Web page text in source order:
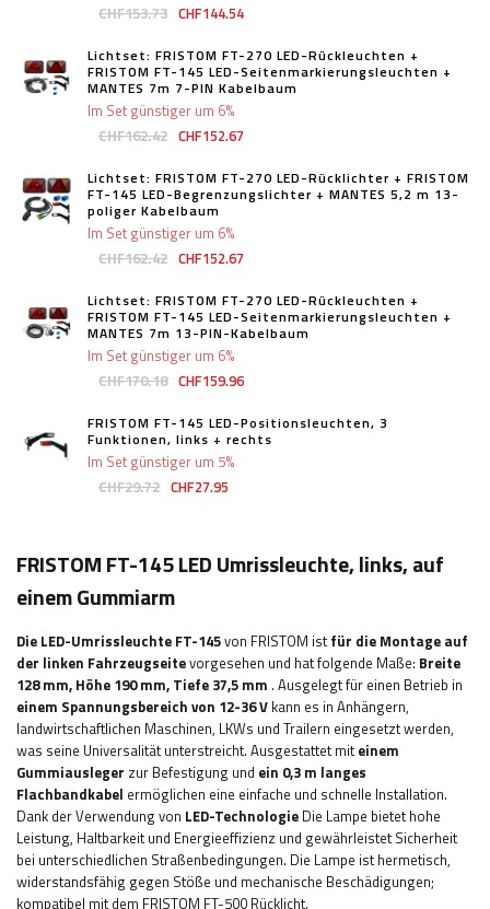
CHF153.73 CHF144.54
Lichtset: FRISTOM FT-270 LED-Rückleuchten +
FRISTOM FT-145 LED-Seitenmarkierungsleuchten +
MANTES 7m 7-PIN Kabelbaum
CHF162.42 CHF152.67
Im Set günstiger um 6%
Lichtset: FRISTOM FT-270 LED-Rücklichter + FRISTOM
FT-145 LED-Begrenzungslichter + MANTES 5,2 m 13-
poliger Kabelbaum
CHF162.42 CHF152.67
Im Set günstiger um 6%
Lichtset: FRISTOM FT-270 LED-Rückleuchten +
FRISTOM FT-145 LED-Seitenmarkierungsleuchten +
MANTES 7m 13-PIN-Kabelbaum
CHF170.18 CHF159.96
Im Set günstiger um 6%
FRISTOM FT-145 LED-Positionsleuchten, 3
Funktionen, links + rechts
CHF29.72 CHF27.95
Im Set günstiger um 5%
FRISTOM FT-145 LED Umrissleuchte, links, auf
einem Gummiarm
Die LED-Umrissleuchte FT-145von FRISTOM istfür die Montage auf
der linken Fahrzeugseitevorgesehen und hat folgende Maße: Breite
128 mm, Höhe 190 mm, Tiefe 37,5 mm . Ausgelegt für einen Betrieb in
einem Spannungsbereich von 12-36 V kann es in Anhängern,
landwirtschaftlichen Maschinen, LKWs und Trailern eingesetzt werden,
was seine Universalität unterstreicht. Ausgestattet miteinem
Gummiausleger zur Befestigung und ein 0,3 m langes
Flachbandkabel ermöglichen eine einfache und schnelle Installation.
Dank der Verwendung von LED-Technologie Die Lampe bietet hohe
Leistung, Haltbarkeit und Energieeffizienz und gewährleistet Sicherheit
bei unterschiedlichen Straßenbedingungen. Die Lampe ist hermetisch,
widerstandsfähig gegen Stöße und mechanische Beschädigungen;
kompatibel mit dem FRISTOM FT-500 Rücklicht.